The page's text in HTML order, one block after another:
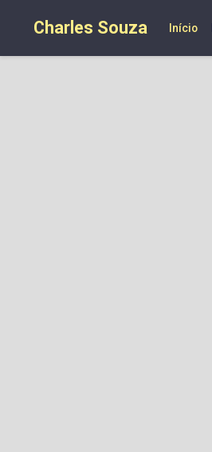
Charles Souza Início